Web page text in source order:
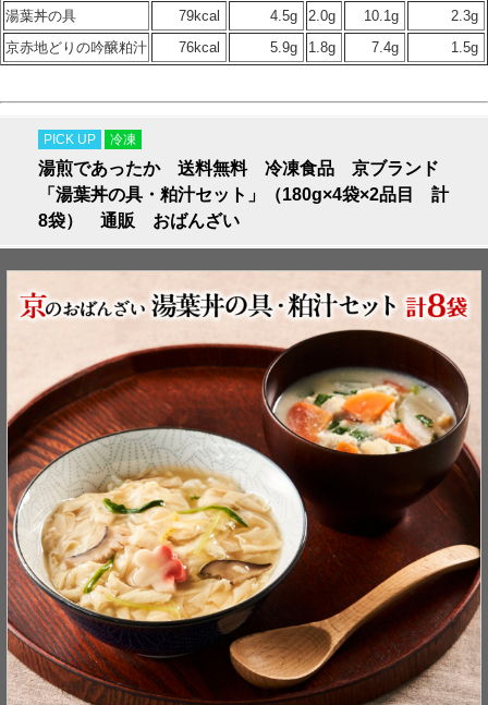
湯葉丼の具 79kcal 4.5g 2.0g 10.1g
2.3g
京赤地どりの吟醸粕汁
76kcal 5.9g 1.8g 7.4g 1.5g
PICK UP 冷凍
湯煎であったか 送料無料 冷凍食品 京ブランド
「湯葉丼の具・粕汁セット」（180g×4袋×2品目 計
8袋） 通販 おばんざい